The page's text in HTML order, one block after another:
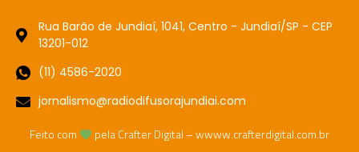
Rua Barão de Jundiaí, 1041, Centro - Jundiaí/SP - CEP
13201-012
(11) 4586-2020
jornalismo@radiodifusorajundiai.com
Feito com pela Crafter Digital – wwww.crafterdigital.com.br